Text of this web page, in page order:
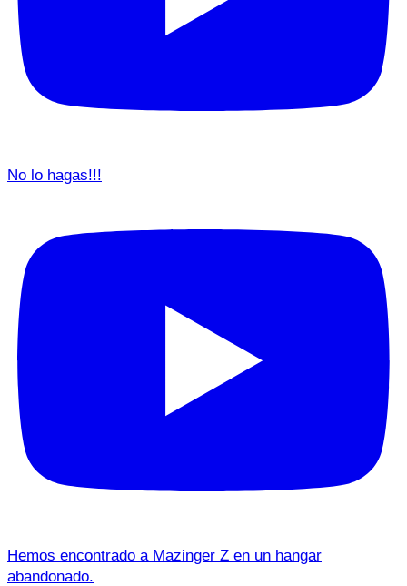
No lo hagas!!!
Hemos encontrado a Mazinger Z en un hangar
abandonado.